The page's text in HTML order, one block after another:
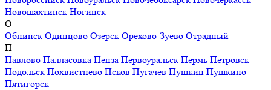
Новошахтинск Ногинск
О
Обнинск Одинцово Озёрск Орехово-Зуево Отрадный
П
Павлово Палласовка Пенза Первоуральск Пермь Петровск
Подольск Похвистнево Псков Пугачев Пушкин Пушкино
Пятигорск